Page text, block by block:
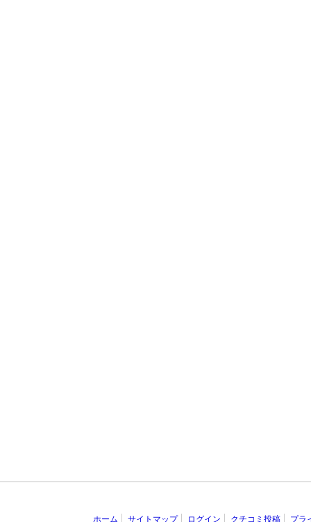
ホーム サイトマップ ログイン クチコミ投稿 プラ